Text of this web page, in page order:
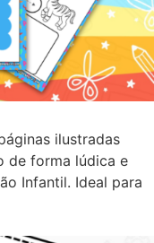
ilustradas
de forma lúdica e
Infantil. Ideal para